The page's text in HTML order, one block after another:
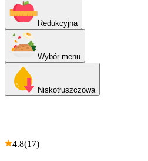
Redukcyjna
Wybór menu
Niskotłuszczowa
4.8(17)